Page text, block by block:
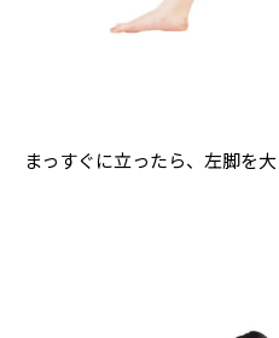
まっすぐに立ったら、左脚を